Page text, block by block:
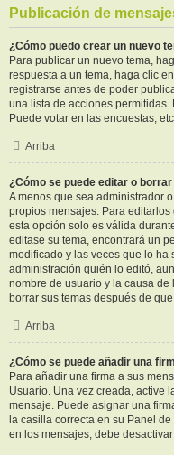
Publicación de
¿Cómo puedo crear un nuevo
Para publicar un nuevo tema,
respuesta a un tema, haga clic
registrarse antes de poder
una lista de acciones
Puede votar en las encuestas,
Arriba
¿Cómo se puede editar o
A menos que sea administrador
propios mensajes. Para
esta opción solo es válida
editase su tema, encontrará un
modificado y las veces que lo
administración quién lo editó,
nombre de usuario y la causa
borrar sus temas después de
Arriba
¿Cómo se puede añadir una
Para añadir una firma a sus
Usuario. Una vez creada, active
mensaje. Puede asignar una
la casilla correcta en su Panel
en los mensajes, debe